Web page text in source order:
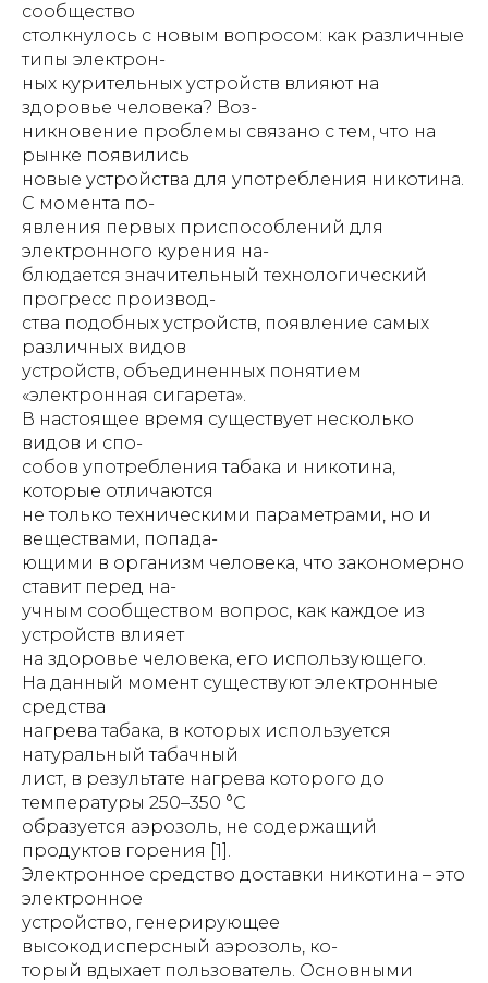
сообщество
столкнулось с новым вопросом: как различные
типы электрон-
ных курительных устройств влияют на
здоровье человека? Воз-
никновение проблемы связано с тем, что на
рынке появились
новые устройства для употребления никотина.
С момента по-
явления первых приспособлений для
электронного курения на-
блюдается значительный технологический
прогресс производ-
ства подобных устройств, появление самых
различных видов
устройств, объединенных понятием
«электронная сигарета».
В настоящее время существует несколько
видов и спо-
собов употребления табака и никотина,
которые отличаются
не только техническими параметрами, но и
веществами, попада-
ющими в организм человека, что закономерно
ставит перед на-
учным сообществом вопрос, как каждое из
устройств влияет
на здоровье человека, его использующего.
На данный момент существуют электронные
средства
нагрева табака, в которых используется
натуральный табачный
лист, в результате нагрева которого до
температуры 250–350 °С
образуется аэрозоль, не содержащий
продуктов горения [1].
Электронное средство доставки никотина – это
электронное
устройство, генерирующее
высокодисперсный аэрозоль, ко-
торый вдыхает пользователь. Основными